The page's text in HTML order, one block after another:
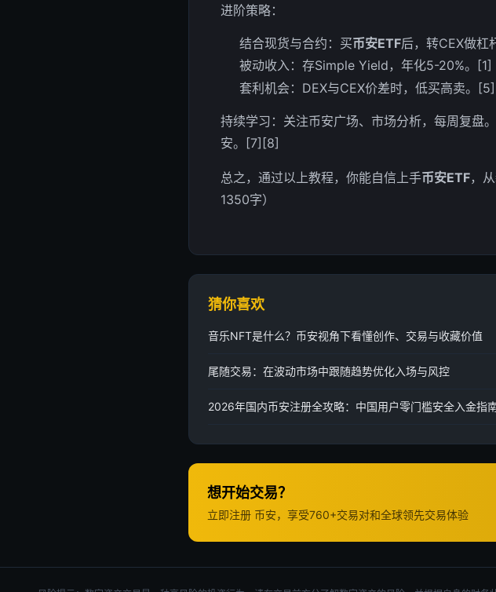
进阶策略：
结合现货与合约：买币安ETF后，转CEX做
被动收入：存Simple Yield，年化5-20%。[1]
套利机会：DEX与CEX价差时，低买高卖。[5]
持续学习：关注币安广场、市场分析，每周复盘
安。[7][8]
总之，通过以上教程，你能自信上手币安ETF，
1350字）
猜你喜欢
音乐NFT是什么？币安视角下看懂创作、交易与收藏价值
尾随交易：在波动市场中跟随趋势优化入场与风控
2026年国内币安注册全攻略：中国用户零门槛安全入金指
想开始交易？
立即注册 币安，享受760+交易对和全球领先交易体验